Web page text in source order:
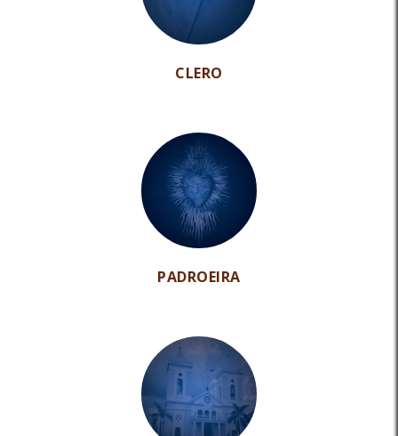
CLERO
PADROEIRA